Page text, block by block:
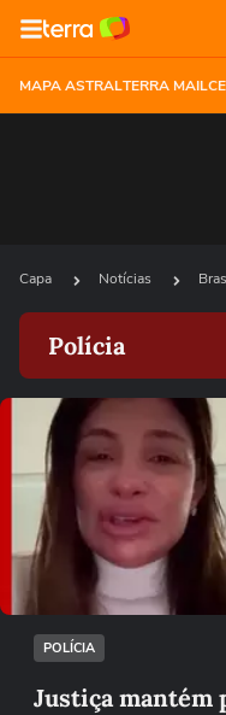
MAPA ASTRALTERRA MAIL
Capa Notícias
Polícia
Ops!
Não foi
POLÍCIA
Justiça mantém